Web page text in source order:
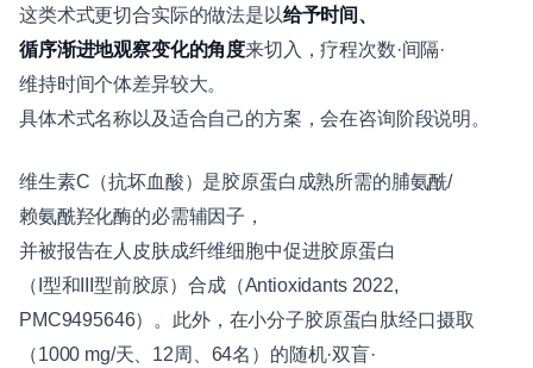
这类术式更切合实际的做法是以给予时间、
循序渐进地观察变化的角度来切入，疗程次数·间隔·
维持时间个体差异较大。
具体术式名称以及适合自己的方案，会在咨询阶段说明。
维生素C（抗坏血酸）是胶原蛋白成熟所需的脯氨酰/
赖氨酰羟化酶的必需辅因子，
并被报告在人皮肤成纤维细胞中促进胶原蛋白
（I型和III型前胶原）合成（Antioxidants 2022,
PMC9495646）。此外，在小分子胶原蛋白肽经口摄取
（1000 mg/天、12周、64名）的随机·双盲·